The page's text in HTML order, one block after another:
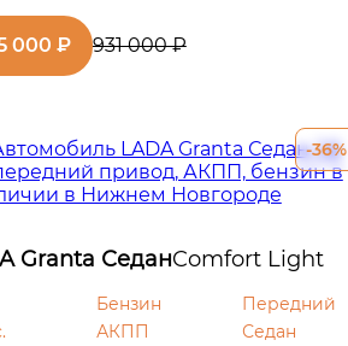
000 ₽ 931 000 ₽
-36%
Granta СеданComfort Light
Бензин
Передний
АКПП Седан